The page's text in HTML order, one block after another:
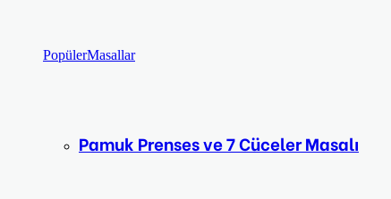
PopülerMasallar
Pamuk Prenses ve 7 Cüceler Masalı